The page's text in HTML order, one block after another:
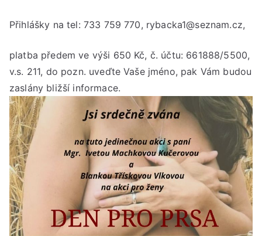
Přihlášky na tel: 733 759 770, rybacka1@seznam.cz,
platba předem ve výši 650 Kč, č. účtu: 661888/5500,
v.s. 211, do pozn. uveďte Vaše jméno, pak Vám budou
zaslány bližší informace.